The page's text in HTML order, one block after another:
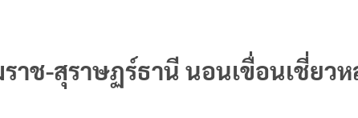
าช-สุราษฏร์ธานี นอนเขื่อนเชี่ยว